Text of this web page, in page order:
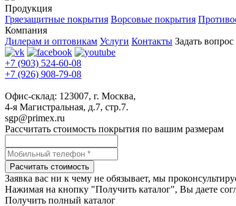
Продукция
Гряезащитные покрытия Ворсовые покрытия
Компания
Дилерам и оптовикам Услуги Контакты Задать вопрос
+7 (903) 524-60-08
+7 (926) 908-79-08
Офис-склад: 123007, г. Москва,
4-я Магистральная, д.7, стр.7.
sgp@primex.ru
Рассчитать стоимость покрытия по вашим размерам
Расчитать стоимость
Заявка вас ни к чему не обязывает, мы
Нажимая на кнопку "Получить каталог", Вы даете
Получить полный каталог